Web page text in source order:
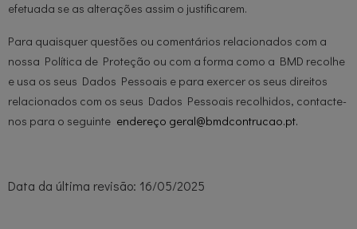
efetuada se as alterações assim o justificarem.
Para quaisquer questões ou comentários relacionados com a
nossa Política de Proteção ou com a forma como a BMD recolhe
e usa os seus Dados Pessoais e para exercer os seus direitos
relacionados com os seus Dados Pessoais recolhidos, contacte-
nos para o seguinte endereço geral@bmdcontrucao.pt.
Data da última revisão: 16/05/2025